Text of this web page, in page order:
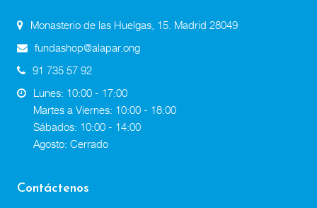
Monasterio de las Huelgas, 15. Madrid 28049
fundashop@alapar.ong
91 735 57 92
Lunes: 10:00 - 17:00
Martes a Viernes: 10:00 - 18:00
Sábados: 10:00 - 14:00
Agosto: Cerrado
Contáctenos